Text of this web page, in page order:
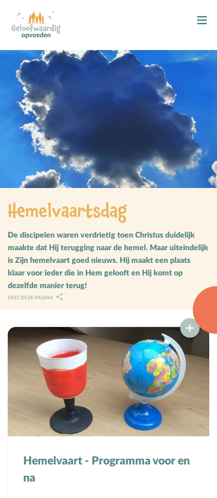
Kind & Geloof
Bidden
Zingen
Kind in de kerk
Doop
Gezinsmomenten
Hemelvaart & Pinksteren
Kind & Ontwikkeling
Ontwikkelingsfasen
Ruimte door regels
Verschillend begaafd
Mediaopvoeding
Kind & Ouder
Samen in gesprek
Speciaal voor moeders
Speciaal voor vaders
Rouw en verdriet
Toerusting & Advies
Toerusting op locatie
Online cursussen
Hemelvaartsdag
De discipelen waren verdrietig toen Christus duidelijk
maakte dat Hij terugging naar de hemel. Maar uiteindelijk
is Zijn hemelvaart goed nieuws. Hij maakt een plaats
klaar voor ieder die in Hem gelooft en Hij komt op
dezelfde manier terug!
DEEL DEZE PAGINA
Hemelvaart - Programma voor en
na